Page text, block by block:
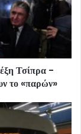
Τσίπρα -
το «παρών»